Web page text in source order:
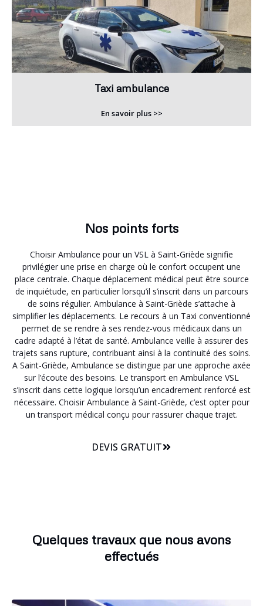
Taxi ambulance
En savoir plus >>
Nos points forts
Choisir Ambulance pour un VSL à Saint-Griède signifie
privilégier une prise en charge où le confort occupent une
place centrale. Chaque déplacement médical peut être source
de inquiétude, en particulier lorsqu’il s’inscrit dans un parcours
de soins régulier. Ambulance à Saint-Griède s’attache à
simplifier les déplacements. Le recours à un Taxi conventionné
permet de se rendre à ses rendez-vous médicaux dans un
cadre adapté à l’état de santé. Ambulance veille à assurer des
trajets sans rupture, contribuant ainsi à la continuité des soins.
A Saint-Griède, Ambulance se distingue par une approche axée
sur l’écoute des besoins. Le transport en Ambulance VSL
s’inscrit dans cette logique lorsqu’un encadrement renforcé est
nécessaire. Choisir Ambulance à Saint-Griède, c’est opter pour
un transport médical conçu pour rassurer chaque trajet.
DEVIS GRATUIT
Quelques travaux que nous avons
effectués